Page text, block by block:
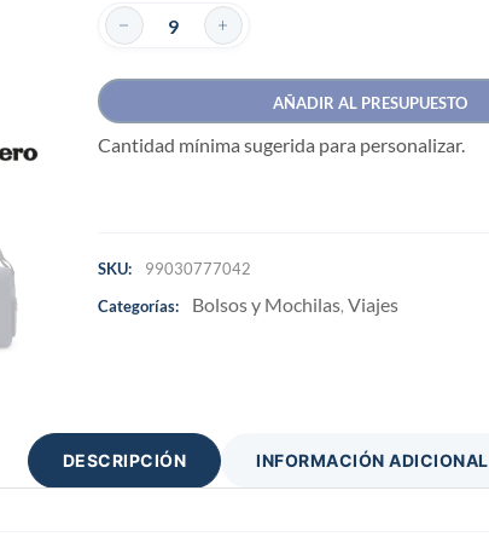
AÑADIR AL PRESUPUESTO
Cantidad mínima sugerida para personalizar.
SKU:
99030777042
Categorías:
Bolsos y Mochilas, Viajes
DESCRIPCIÓN INFORMACIÓN ADICIONAL